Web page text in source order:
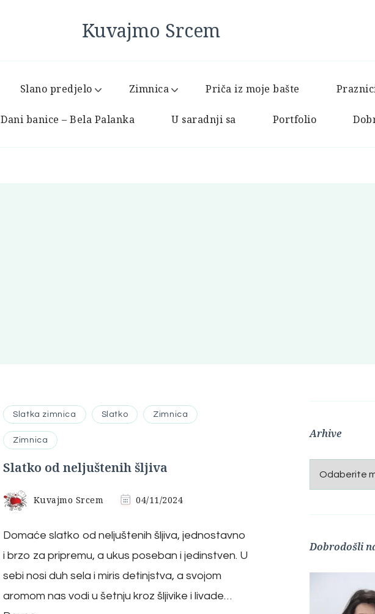
Kuvajmo Srcem
Slano predjelo Zimnica Priča iz moje bašte
Dani banice – Bela Palanka U saradnji sa Portfolio
Slatka zimnica Slatko Zimnica
Zimnica
Slatko od neljuštenih šljiva
Kuvajmo Srcem 04/11/2024
Domaće slatko od neljuštenih šljiva, jednostavno
i brzo za pripremu, a ukus poseban i jedinstven. U
sebi nosi duh sela i miris detinjstva, a svojom
aromom nas vodi u šetnju kroz šljivike i livade…
Arhive
Arhive
Dobrodošli